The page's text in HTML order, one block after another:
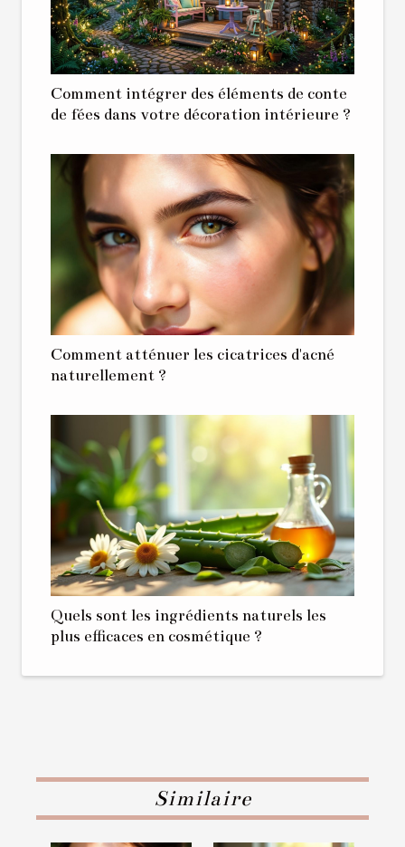
Comment intégrer des éléments de conte
de fées dans votre décoration intérieure ?
Comment atténuer les cicatrices d'acné
naturellement ?
Quels sont les ingrédients naturels les
plus efficaces en cosmétique ?
Similaire